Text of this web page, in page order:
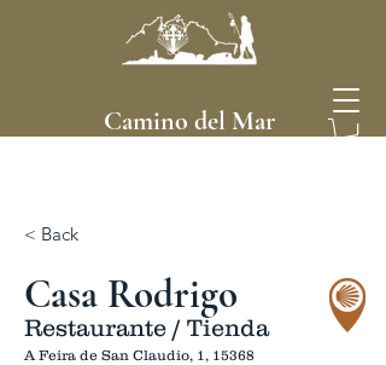
Camino del Mar
< Back
Casa Rodrigo
Restaurante / Tienda
A Feira de San Claudio, 1, 15368